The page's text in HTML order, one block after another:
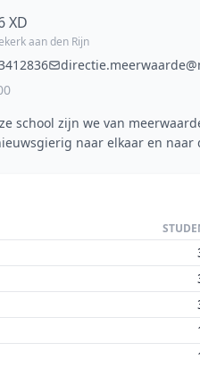
XD
aan den Rijn
school zijn we van
naar elkaar en naar